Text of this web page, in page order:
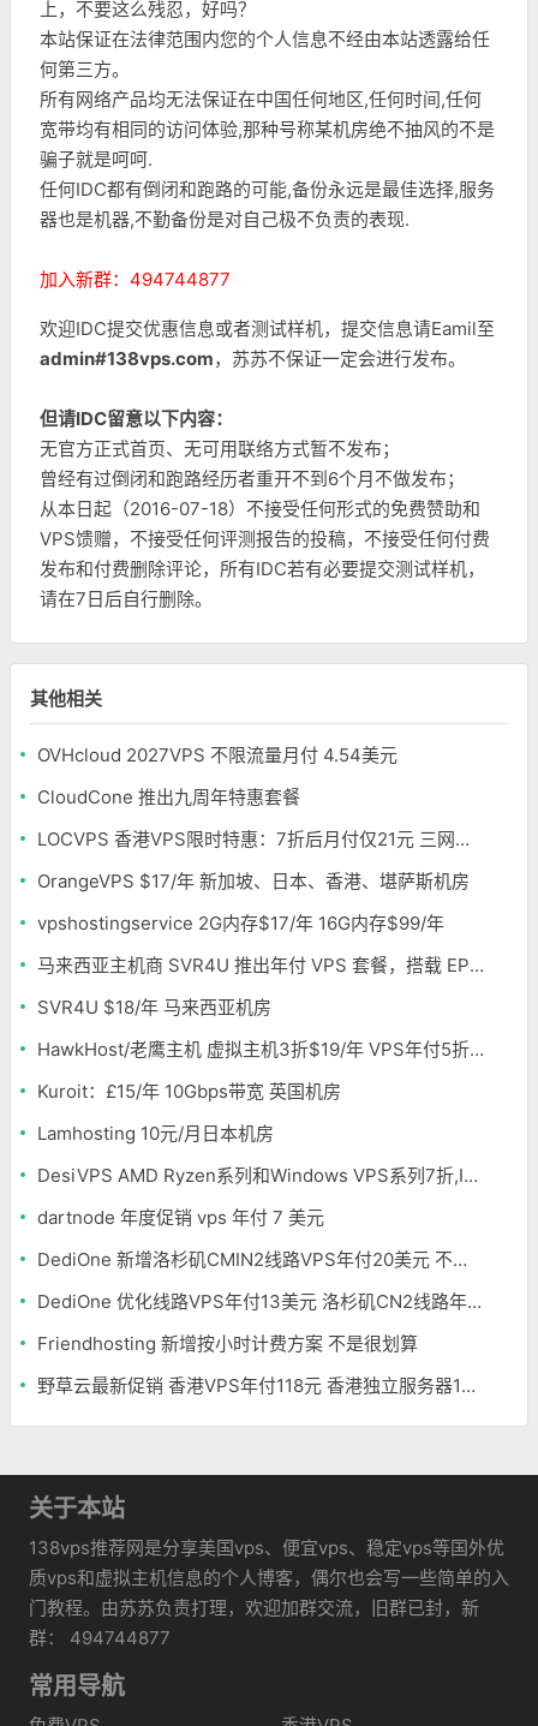
上，不要这么残忍，好吗？
本站保证在法律范围内您的个人信息不经由本站透露给任
何第三方。
所有网络产品均无法保证在中国任何地区,任何时间,任何
宽带均有相同的访问体验,那种号称某机房绝不抽风的不是
骗子就是呵呵.
任何IDC都有倒闭和跑路的可能,备份永远是最佳选择,服务
器也是机器,不勤备份是对自己极不负责的表现.
加入新群：494744877
欢迎IDC提交优惠信息或者测试样机，提交信息请Eamil至
admin#138vps.com，苏苏不保证一定会进行发布。
但请IDC留意以下内容：
无官方正式首页、无可用联络方式暂不发布；
曾经有过倒闭和跑路经历者重开不到6个月不做发布；
从本日起（2016-07-18）不接受任何形式的免费赞助和
VPS馈赠，不接受任何评测报告的投稿，不接受任何付费
发布和付费删除评论，所有IDC若有必要提交测试样机，
请在7日后自行删除。
其他相关
OVHcloud 2027VPS 不限流量月付 4.54美元
CloudCone 推出九周年特惠套餐
LOCVPS 香港VPS限时特惠：7折后月付仅21元 三网优化BGP线路 可选原生IP
OrangeVPS $17/年 新加坡、日本、香港、堪萨斯机房
vpshostingservice 2G内存$17/年 16G内存$99/年
马来西亚主机商 SVR4U 推出年付 VPS 套餐，搭载 EPYC/至强铂金，支持支付宝
SVR4U $18/年 马来西亚机房
HawkHost/老鹰主机 虚拟主机3折$19/年 VPS年付5折$25/年
Kuroit：£15/年 10Gbps带宽 英国机房
Lamhosting 10元/月日本机房
DesiVPS AMD Ryzen系列和Windows VPS系列7折,Intel系列年付11.6美元
dartnode 年度促销 vps 年付 7 美元
DediOne 新增洛杉矶CMIN2线路VPS年付20美元 不限流量
DediOne 优化线路VPS年付13美元 洛杉矶CN2线路年付59美元
Friendhosting 新增按小时计费方案 不是很划算
野草云最新促销 香港VPS年付118元 香港独立服务器199元/月
关于本站
138vps推荐网是分享美国vps、便宜vps、稳定vps等国外优
质vps和虚拟主机信息的个人博客，偶尔也会写一些简单的入
门教程。由苏苏负责打理，欢迎加群交流，旧群已封，新
群： 494744877
常用导航